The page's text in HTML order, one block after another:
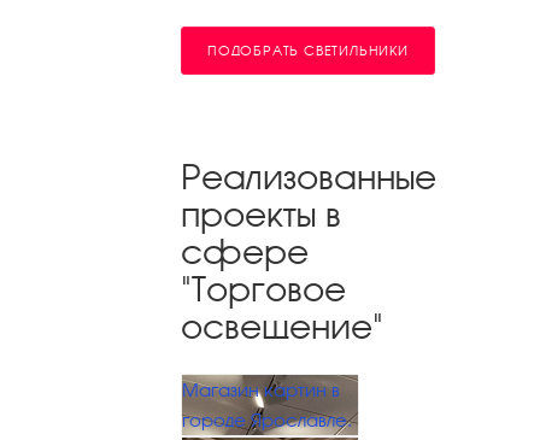
ПОДОБРАТЬ СВЕТИЛЬНИКИ
Реализованные
проекты в
сфере
"Торговое
освещение"
Магазин картин в
городе Ярославле.